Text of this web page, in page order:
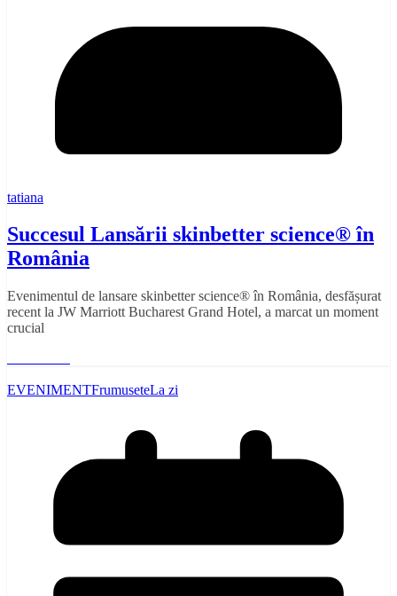
tatiana
Succesul Lansării skinbetter science® în
România
Evenimentul de lansare skinbetter science® în România, desfășurat
recent la JW Marriott Bucharest Grand Hotel, a marcat un moment
crucial
EVENIMENTFrumuseteLa zi